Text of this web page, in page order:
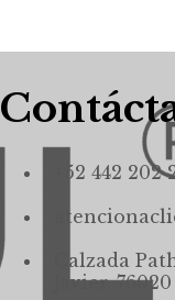
+52 442 202
Calzada
Javier,